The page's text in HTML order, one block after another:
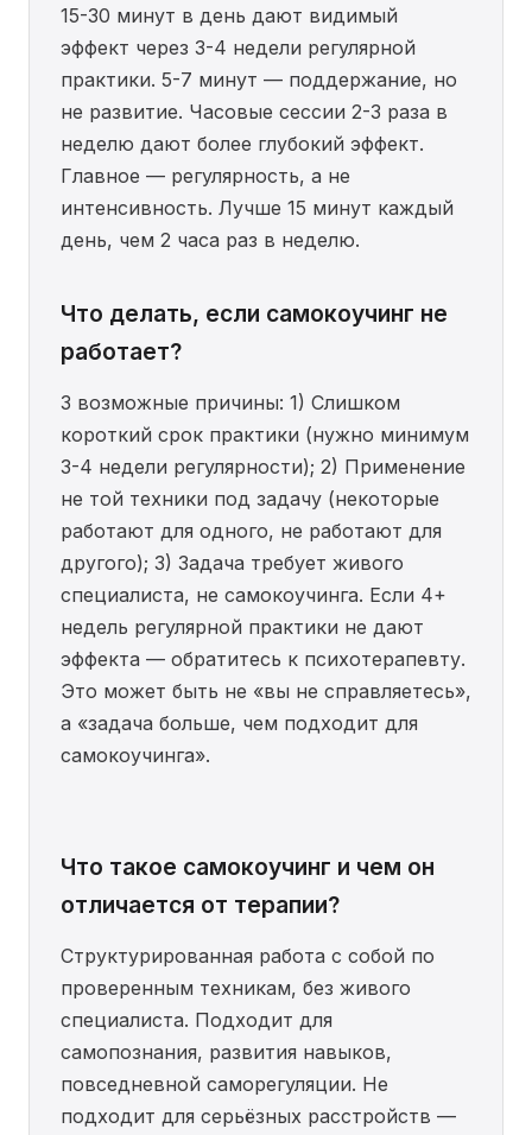
15-30 минут в день дают видимый
эффект через 3-4 недели регулярной
практики. 5-7 минут — поддержание, но
не развитие. Часовые сессии 2-3 раза в
неделю дают более глубокий эффект.
Главное — регулярность, а не
интенсивность. Лучше 15 минут каждый
день, чем 2 часа раз в неделю.
Что делать, если самокоучинг не
работает?
3 возможные причины: 1) Слишком
короткий срок практики (нужно минимум
3-4 недели регулярности); 2) Применение
не той техники под задачу (некоторые
работают для одного, не работают для
другого); 3) Задача требует живого
специалиста, не самокоучинга. Если 4+
недель регулярной практики не дают
эффекта — обратитесь к психотерапевту.
Это может быть не «вы не справляетесь»,
а «задача больше, чем подходит для
самокоучинга».
Что такое самокоучинг и чем он
отличается от терапии?
Структурированная работа с собой по
проверенным техникам, без живого
специалиста. Подходит для
самопознания, развития навыков,
повседневной саморегуляции. Не
подходит для серьёзных расстройств —